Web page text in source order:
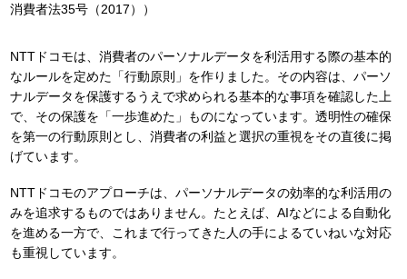
消費者法35号（2017））
NTTドコモは、消費者のパーソナルデータを利活用する際の基本的
なルールを定めた「行動原則」を作りました。その内容は、パーソ
ナルデータを保護するうえで求められる基本的な事項を確認した上
で、その保護を「一歩進めた」ものになっています。透明性の確保
を第一の行動原則とし、消費者の利益と選択の重視をその直後に掲
げています。
NTTドコモのアプローチは、パーソナルデータの効率的な利活用の
みを追求するものではありません。たとえば、AIなどによる自動化
を進める一方で、これまで行ってきた人の手によるていねいな対応
も重視しています。